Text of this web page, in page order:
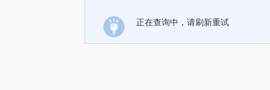
正在查询中，请刷新重试